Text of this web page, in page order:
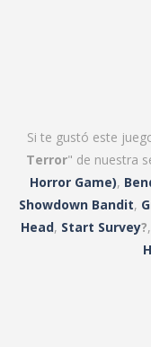
Si te gustó este
Terror" de nuestra
Horror Game),
Showdown Bandit,
Head, Start Survey?,